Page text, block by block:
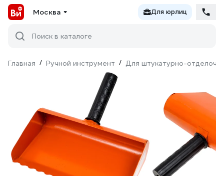
Москва Для юрлиц
Поиск в каталоге
Главная / Ручной инструмент / Для штукатурно-